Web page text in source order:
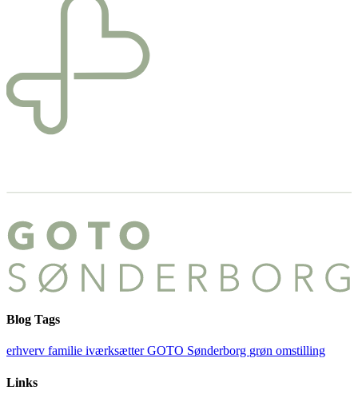
Blog Tags
erhverv familie iværksætterGOTO Sønderborg grøn omstilling
Links